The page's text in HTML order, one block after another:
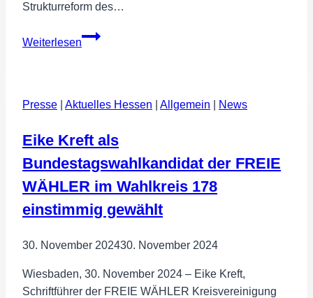
Strukturreform des…
Weiterlesen
Halbierung
–
ein
schlankes,
effizientes
und
bürgernahes
Presse Aktuelles Hessen Allgemein News
Eike Kreft als
Bundestagswahlkandidat der FREIE
WÄHLER im Wahlkreis 178
einstimmig gewählt
30. November 202430. November 2024
Wiesbaden, 30. November 2024 – Eike Kreft,
Schriftführer der FREIE WÄHLER Kreisvereinigung